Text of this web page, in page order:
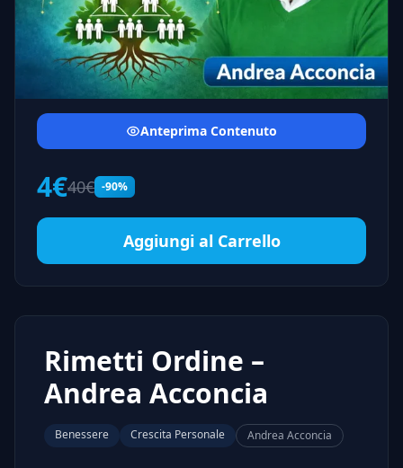
Anteprima Contenuto
4€40€ -90%
Aggiungi al Carrello
Rimetti Ordine –
Andrea Acconcia
Benessere Crescita Personale Andrea Acconcia